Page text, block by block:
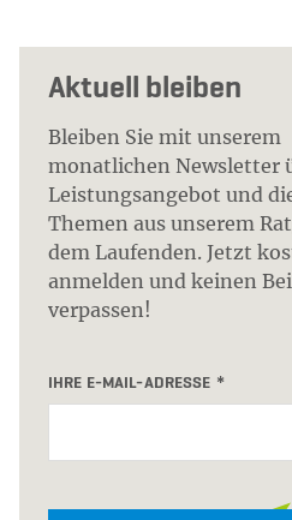
Aktuell bleiben
Bleiben Sie mit unserem
monatlichen Newsletter
Leistungsangebot und
Themen aus unserem
dem Laufenden. Jetzt
anmelden und keinen
verpassen!
IHRE E-MAIL-ADRESSE